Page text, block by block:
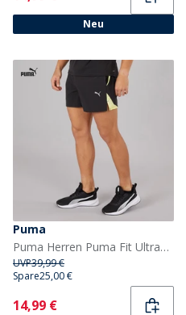
Neu
Puma
Puma Herren Puma Fit Ultrabreathe Stretch 5 Zoll Marmor Trainingshose Schwarz/Gelb
UVP39,99 €
Spare25,00 €
Current
14,99 €